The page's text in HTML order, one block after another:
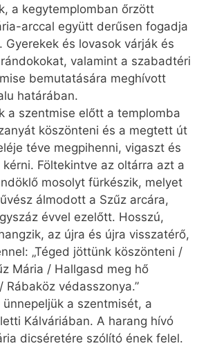
a kegytemplomban őrzött
arccal együtt derűsen fogadja
Gyerekek és lovasok várják és
valamint a szabadtéri
bemutatására meghívott
határában.
a szentmise előtt a templomba
köszönteni és a megtett út
téve megpihenni, vigaszt és
Föltekintve az oltárra azt a
mosolyt fürkészik, melyet
álmodott a Szűz arcára,
évvel ezelőtt. Hosszú,
az újra és újra visszatérő,
„Téged jöttünk köszönteni /
Mária / Hallgasd meg hő
Rábaköz védasszonya.”
a szentmisét, a
Kálváriában. A harang hívó
dicséretére szólító ének felel.